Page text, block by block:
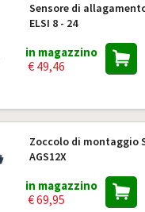
Sensore di
ELSI 8 - 24
in magazzino
€ 49,46
Zoccolo di montaggio
AGS12X
in magazzino
€ 69,95